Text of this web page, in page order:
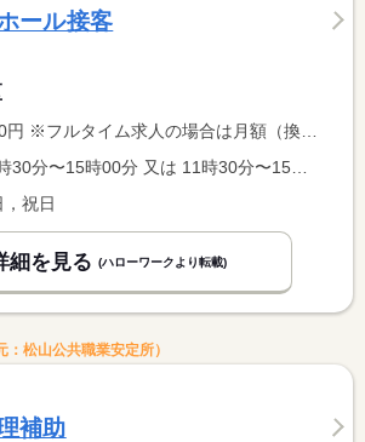
ール接客
人の場合は月額（換算額）、パート求人の場合は時間額を表示しています。
祝日
細を見る (ハローワークより転載)
松山公共職業安定所）
補助